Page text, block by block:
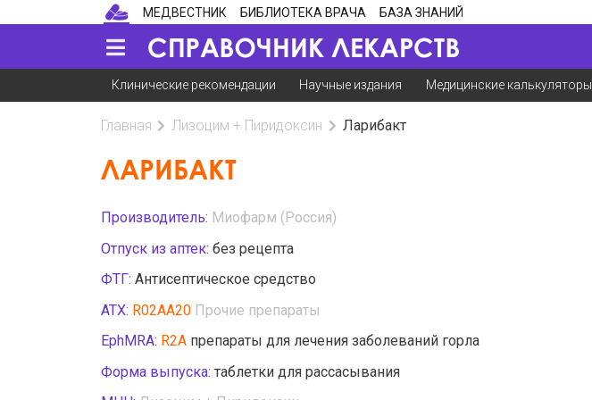
МЕДВЕСТНИК БИБЛИОТЕКА ВРАЧА БАЗА ЗНАНИЙ
Клинические рекомендации Научные издания Медицинские калькуляторы
Главная Лизоцим + Пиридоксин Ларибакт
ЛАРИБАКТ
Производитель: Миофарм (Россия)
Отпуск из аптек: без рецепта
ФТГ: Антисептическое средство
АТХ: R02AA20 Прочие препараты
EphMRA: R2A препараты для лечения заболеваний горла
Форма выпуска: таблетки для рассасывания